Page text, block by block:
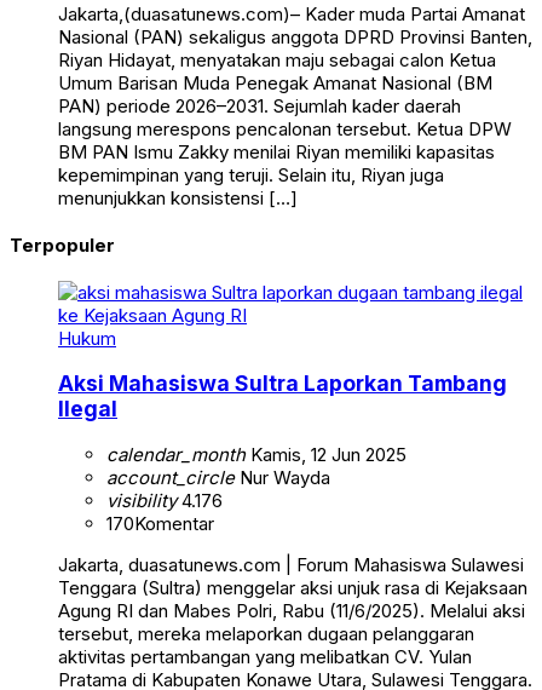
Jakarta,(duasatunews.com)– Kader muda Partai Amanat
Nasional (PAN) sekaligus anggota DPRD Provinsi Banten,
Riyan Hidayat, menyatakan maju sebagai calon Ketua
Umum Barisan Muda Penegak Amanat Nasional (BM
PAN) periode 2026–2031. Sejumlah kader daerah
langsung merespons pencalonan tersebut. Ketua DPW
BM PAN Ismu Zakky menilai Riyan memiliki kapasitas
kepemimpinan yang teruji. Selain itu, Riyan juga
menunjukkan konsistensi […]
Terpopuler
Hukum
Aksi Mahasiswa Sultra Laporkan Tambang
Ilegal
calendar_monthKamis, 12 Jun 2025
account_circleNur Wayda
visibility4.176
170Komentar
Jakarta, duasatunews.com | Forum Mahasiswa Sulawesi
Tenggara (Sultra) menggelar aksi unjuk rasa di Kejaksaan
Agung RI dan Mabes Polri, Rabu (11/6/2025). Melalui aksi
tersebut, mereka melaporkan dugaan pelanggaran
aktivitas pertambangan yang melibatkan CV. Yulan
Pratama di Kabupaten Konawe Utara, Sulawesi Tenggara.